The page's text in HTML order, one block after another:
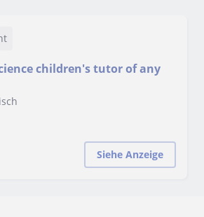
children's tutor of any
Siehe Anzeige